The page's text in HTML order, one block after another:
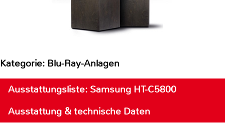
Kategorie: Blu-Ray-Anlagen
Ausstattungsliste: Samsung HT-C5800
Ausstattung & technische Daten